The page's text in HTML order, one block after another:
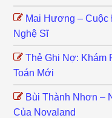
Mai Hương – Cuộc
Nghệ Sĩ
Thẻ Ghi Nợ: Khám
Toán Mới
Bùi Thành Nhơn –
Của Novaland